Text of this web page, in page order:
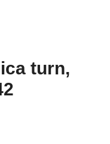
turn,